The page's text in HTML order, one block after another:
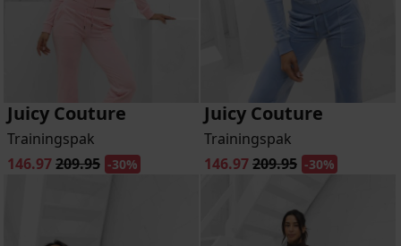
Juicy Couture
Trainingspak
146.97209.95 -30%
Juicy Couture
Trainingspak
146.97209.95 -30%